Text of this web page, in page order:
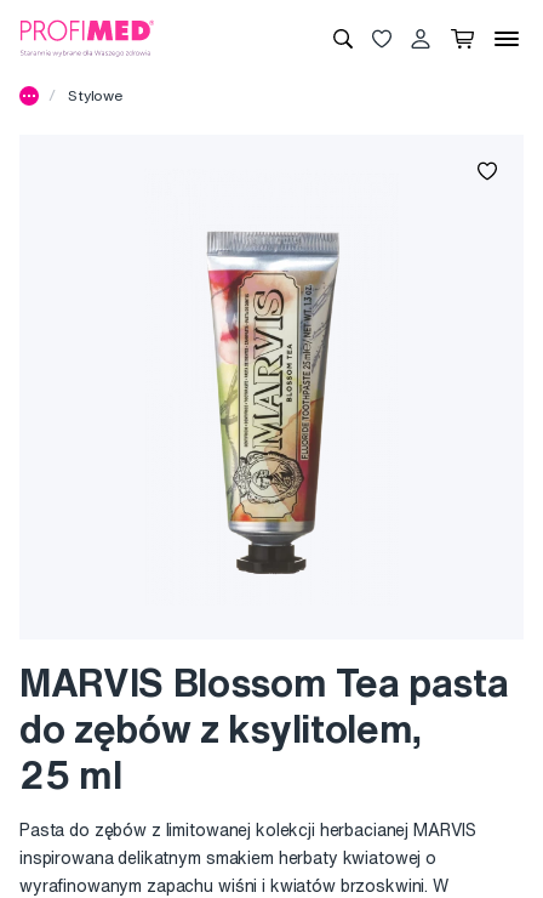
Stylowe
MARVIS Blossom Tea pasta
do zębów z ksylitolem,
25 ml
Pasta do zębów z limitowanej kolekcji herbacianej MARVIS
inspirowana delikatnym smakiem herbaty kwiatowej o
wyrafinowanym zapachu wiśni i kwiatów brzoskwini. W